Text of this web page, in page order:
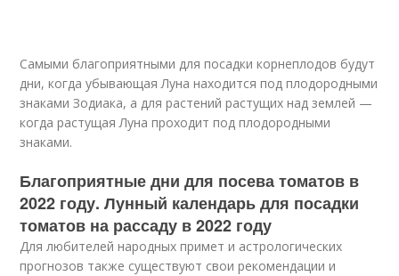
Самыми благоприятными для посадки корнеплодов будут
дни, когда убывающая Луна находится под плодородными
знаками Зодиака, а для растений растущих над землей —
когда растущая Луна проходит под плодородными
знаками.
Благоприятные дни для посева томатов в
2022 году. Лунный календарь для посадки
томатов на рассаду в 2022 году
Для любителей народных примет и астрологических
прогнозов также существуют свои рекомендации и